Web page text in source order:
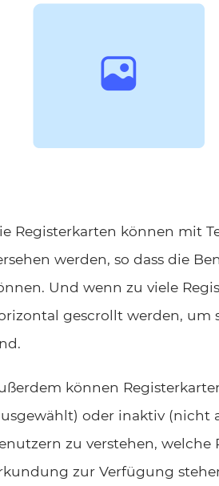
Registerkarten können mit
werden, so dass die
Und wenn zu viele
gescrollt werden, um
können
oder inaktiv (nicht
zu verstehen, welche
zur Verfügung